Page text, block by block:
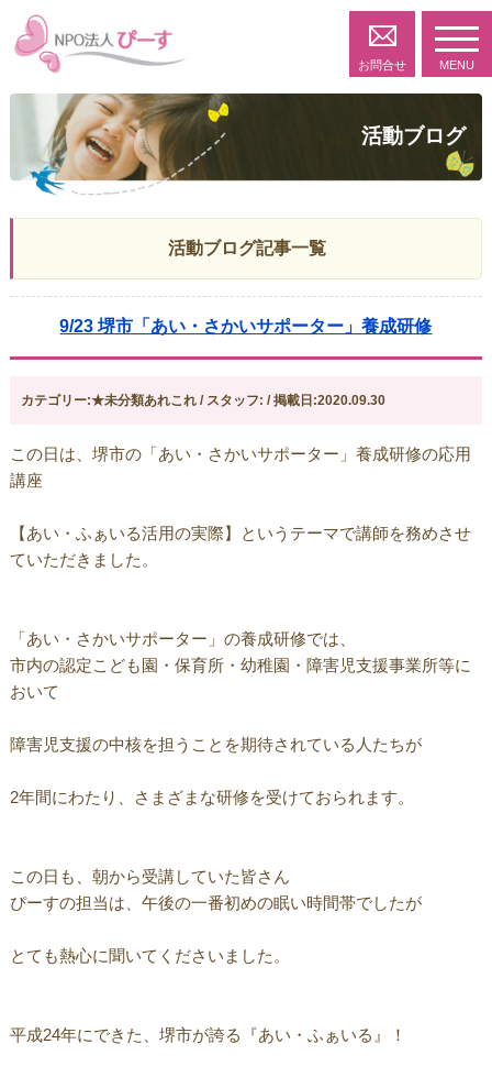
お問合せ MENU
活動ブログ
活動ブログ記事一覧
9/23 堺市「あい・さかいサポーター」養成研修
カテゴリー:★未分類あれこれ / スタッフ: / 掲載日:2020.09.30
この日は、堺市の「あい・さかいサポーター」養成研修の応用
講座
【あい・ふぁいる活用の実際】というテーマで講師を務めさせ
ていただきました。
「あい・さかいサポーター」の養成研修では、
市内の認定こども園・保育所・幼稚園・障害児支援事業所等に
おいて
障害児支援の中核を担うことを期待されている人たちが
2年間にわたり、さまざまな研修を受けておられます。
この日も、朝から受講していた皆さん
ぴーすの担当は、午後の一番初めの眠い時間帯でしたが
とても熱心に聞いてくださいました。
平成24年にできた、堺市が誇る『あい・ふぁいる』！